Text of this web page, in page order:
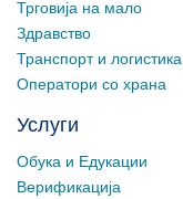
Трговија на мало
Здравство
Транспорт и логистика
Оператори со храна
Услуги
Обука и Едукации
Верификација